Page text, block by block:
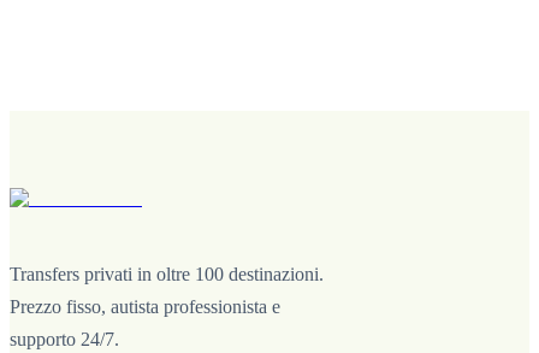
Transfers privati in oltre 100 destinazioni.
Prezzo fisso, autista professionista e
supporto 24/7.